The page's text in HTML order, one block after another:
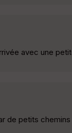
avec une
de petits